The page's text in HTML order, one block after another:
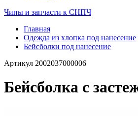
Чипы и запчасти к СНПЧ
Главная
Одежда из хлопка под нанесение
Бейсболки под нанесение
Артикул 2002037000006
Бейсболка с